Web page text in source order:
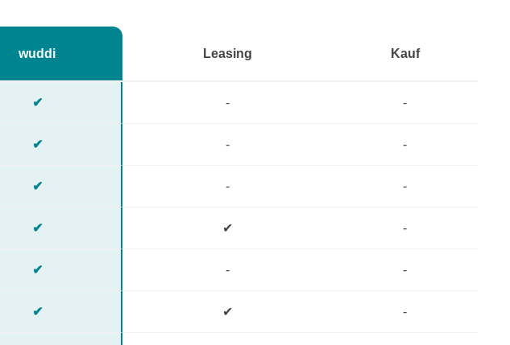
wuddi Leasing Kauf
✔ - -
✔ - -
✔ - -
✔ ✔ -
✔ - -
✔ ✔ -